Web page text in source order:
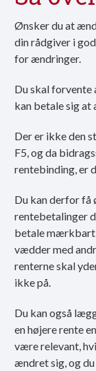
Ønsker du at
din rådgiver i
for ændringer.
Du skal
kan betale sig at
Der er ikke den
F5, og da
rentebinding, er
Du kan derfor få
rentebetalinger
betale mærkbart
vædder med
renterne skal
ikke på.
Du kan også
en højere rente
være relevant,
ændret sig, og